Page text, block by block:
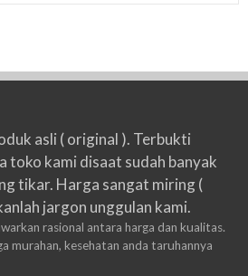
asli ( original ). Terbukti
toko kami disaat sudah banyak
tikar. Harga sangat miring (
jargon unggulan kami.
rasional antara harga dan kualitas.
murahan, kesehatan anda taruhannya